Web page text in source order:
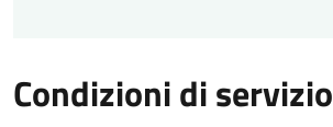
Condizioni di servizio